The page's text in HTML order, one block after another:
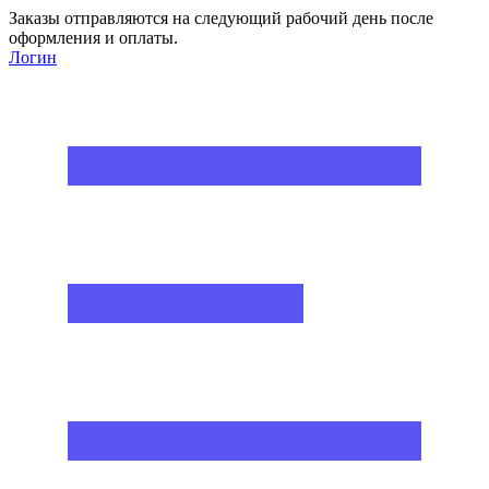
Заказы отправляются на следующий рабочий день после
оформления и оплаты.
Логин